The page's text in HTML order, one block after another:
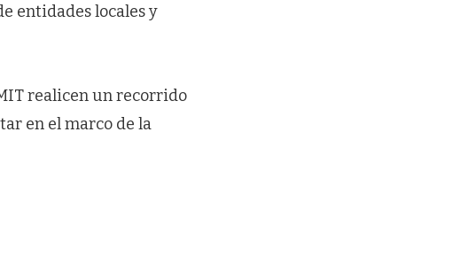
entidades locales y
realicen un recorrido
en el marco de la